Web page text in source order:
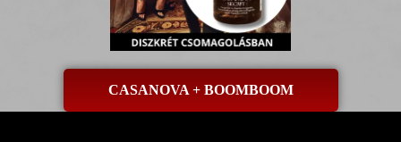
CASANOVA + BOOMBOOM